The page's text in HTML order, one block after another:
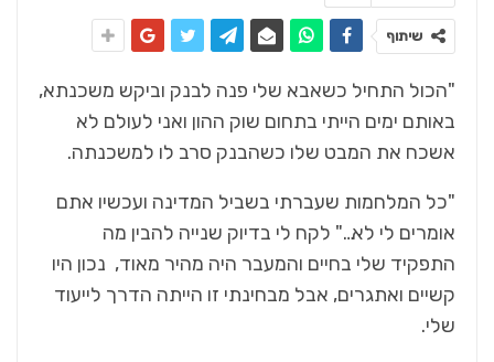
שיתוף
"הכול התחיל כשאבא שלי פנה לבנק וביקש משכנתא,
באותם ימים הייתי בתחום שוק ההון ואני לעולם לא
אשכח את המבט שלו כשהבנק סרב לו למשכנתה.
"כל המלחמות שעברתי בשביל המדינה ועכשיו אתם
אומרים לי לא…" לקח לי בדיוק שנייה להבין מה
התפקיד שלי בחיים והמעבר היה מהיר מאוד, נכון היו
קשיים ואתגרים, אבל מבחינתי זו הייתה הדרך לייעוד
שלי.